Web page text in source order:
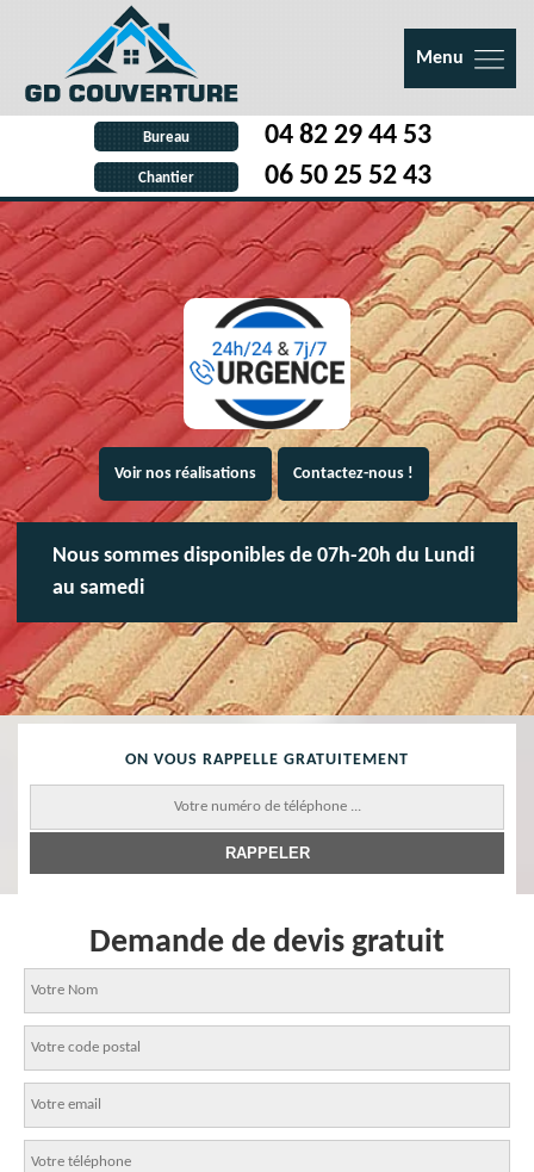
Menu
Bureau 04 82 29 44 53
Chantier 06 50 25 52 43
Voir nos réalisations Contactez-nous !
Nous sommes disponibles de 07h-20h du Lundi
au samedi
ON VOUS RAPPELLE GRATUITEMENT
Demande de devis gratuit